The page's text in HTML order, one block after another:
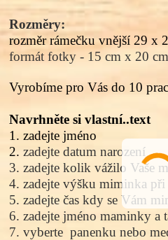
Rozměry:
rozměr rámečku vnější 29 x
formát fotky - 15 cm x 20 cm
Vyrobíme pro Vás do 10
Navrhněte si vlastní..text
1. zadejte jméno
2.zadejte datum narození
3.zadejte kolik vážilo Vaše
4. zadejtevýšku miminka při
5. zadejtečas kdy seVám
6. zadejtejméno maminky a
7.vyberte panenku nebo